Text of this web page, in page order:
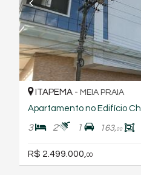
ITAPEMA - MEIA PRAIA
Apartamento no Edifício
3 2 1 163,00
R$ 2.499.000, 00